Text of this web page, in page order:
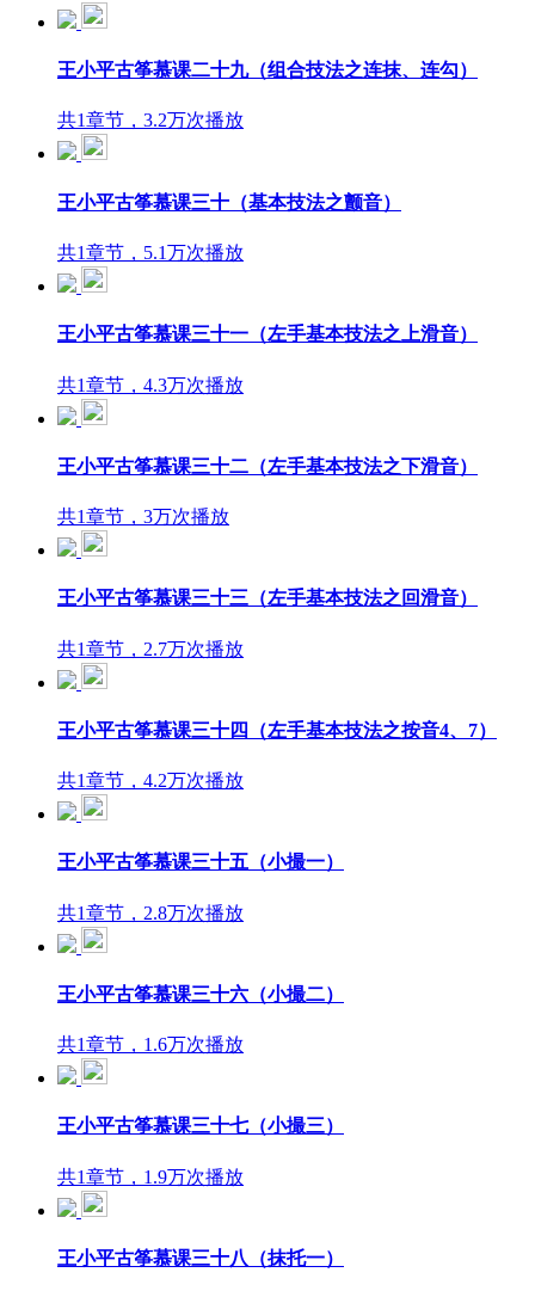
王小平古筝慕课二十九（组合技法之连抹、连勾）
共1章节，3.2万次播放
王小平古筝慕课三十（基本技法之颤音）
共1章节，5.1万次播放
王小平古筝慕课三十一（左手基本技法之上滑音）
共1章节，4.3万次播放
王小平古筝慕课三十二（左手基本技法之下滑音）
共1章节，3万次播放
王小平古筝慕课三十三（左手基本技法之回滑音）
共1章节，2.7万次播放
王小平古筝慕课三十四（左手基本技法之按音4、7）
共1章节，4.2万次播放
王小平古筝慕课三十五（小撮一）
共1章节，2.8万次播放
王小平古筝慕课三十六（小撮二）
共1章节，1.6万次播放
王小平古筝慕课三十七（小撮三）
共1章节，1.9万次播放
王小平古筝慕课三十八（抹托一）